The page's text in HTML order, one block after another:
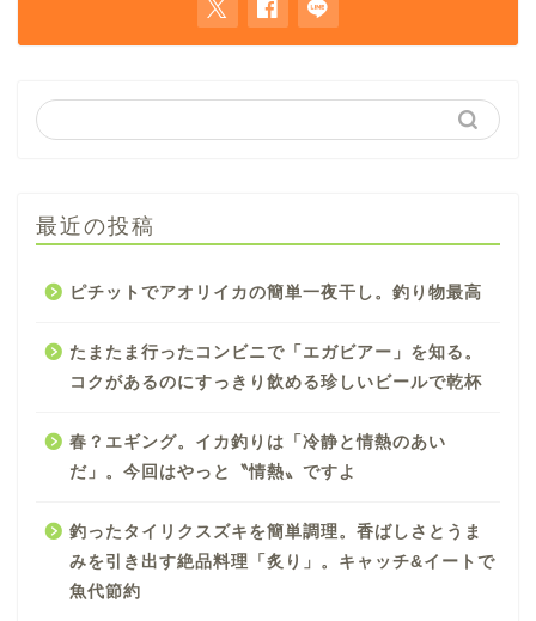
最近の投稿
ピチットでアオリイカの簡単一夜干し。釣り物最高
たまたま行ったコンビニで「エガビアー」を知る。
コクがあるのにすっきり飲める珍しいビールで乾杯
春？エギング。イカ釣りは「冷静と情熱のあい
だ」。今回はやっと〝情熱〟ですよ
釣ったタイリクスズキを簡単調理。香ばしさとうま
みを引き出す絶品料理「炙り」。キャッチ&イートで
魚代節約